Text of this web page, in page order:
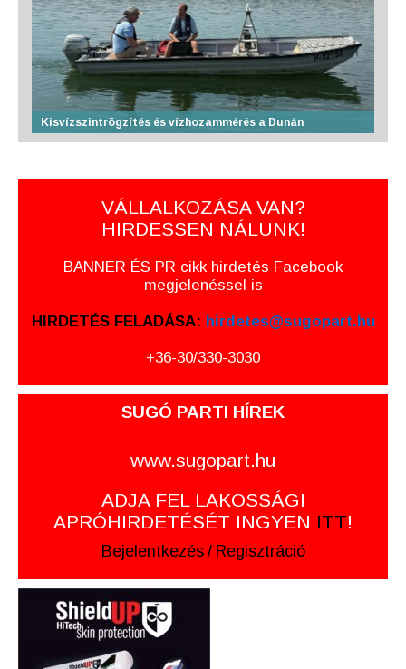
Kisvízszintrögzítés és vízhozammérés a Dunán
VÁLLALKOZÁSA VAN?
HIRDESSEN NÁLUNK!
BANNER ÉS PR cikk hirdetés Facebook
megjelenéssel is
HIRDETÉS FELADÁSA: hirdetes@sugopart.hu
+36-30/330-3030
SUGÓ PARTI HÍREK
www.sugopart.hu
ADJA FEL LAKOSSÁGI
APRÓHIRDETÉSÉT INGYEN ITT!
Bejelentkezés / Regisztráció